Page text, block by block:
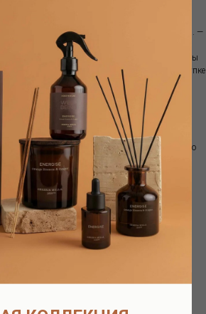
характеристик помещения, температуры,
диффузора.
примерно на 1-1.5 месяца; объема 250 мл. —
— обычно 3-5 месяцев.
палочками. Если аромат закончился, вы
более выгодно, так как при изначальной покупке
почти половину стоимости диффузора,
экономить.
пространство особым благоуханием .
для усиления выбранного аромата.
аромата мы рекомендуем один или несколько
от 5 до 10 кв.м.
от 10 до 20 кв.м.
50 кв.м.
вам интерьерные ароматы европейских
продукции.